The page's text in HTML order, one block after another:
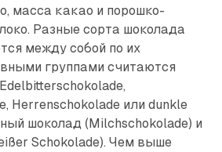
масса какао и порошко­
Разные сорта шоколада
между собой по их
группами считаются
Herrenschokolade или dunkle
шоколад (Milchschokolade) и
Schokolade). Чем выше